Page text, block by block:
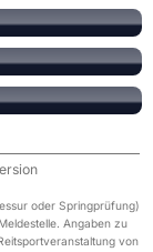
oder Springprüfung)
Angaben zu
von